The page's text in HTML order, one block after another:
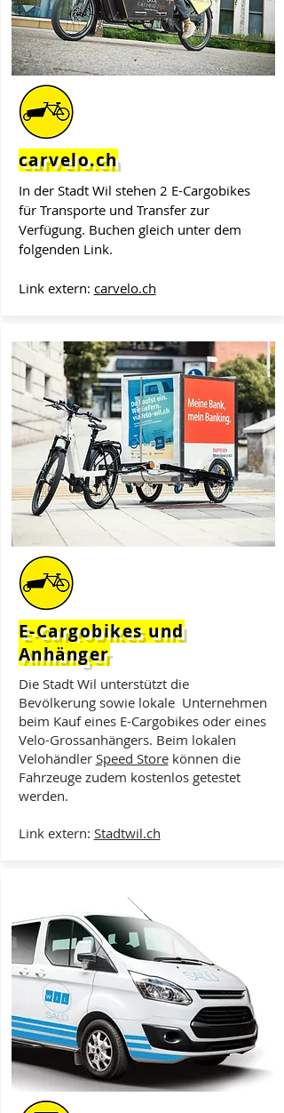
carvelo.ch
In der Stadt Wil stehen 2 E-Cargobikes
für Transporte und Transfer zur
Verfügung. Buchen gleich unter dem
folgenden Link.
Link extern: carvelo.ch
E-Cargobikes und
Anhänger
Die Stadt Wil unterstützt die
Bevölkerung sowie lokale Unternehmen
beim Kauf eines E-Cargobikes oder eines
Velo-Grossanhängers. Beim lokalen
Velohändler Speed Storekönnen die
Fahrzeuge zudem kostenlos getestet
werden.
Link extern: Stadtwil.ch